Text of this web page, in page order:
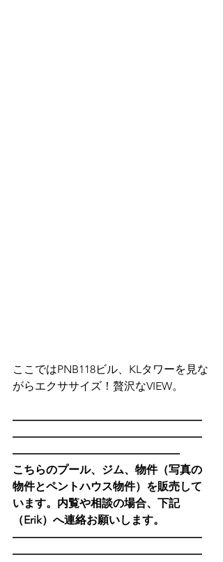
ここではPNB118ビル、KLタワーを見な
がらエクササイズ！贅沢なVIEW。
―――――――――――――――――
―――――――――――――――――
―――――――――――――――
こちらのプール、ジム、物件（写真の
物件とペントハウス物件）を販売して
います。内覧や相談の場合、下記
（Erik）へ連絡お願いします。
―――――――――――――――――
―――――――――――――――――